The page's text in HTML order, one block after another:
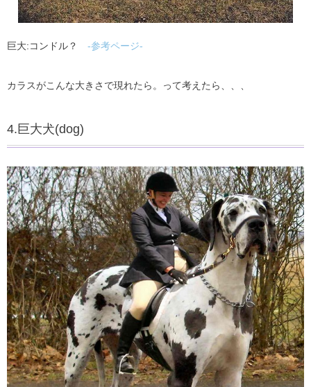
巨大:コンドル？ -参考ページ-
カラスがこんな大きさで現れたら。って考えたら、、、
4.巨大犬(dog)